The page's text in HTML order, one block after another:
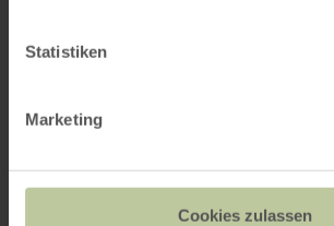
Statistiken
Marketing
Cookies zulassen